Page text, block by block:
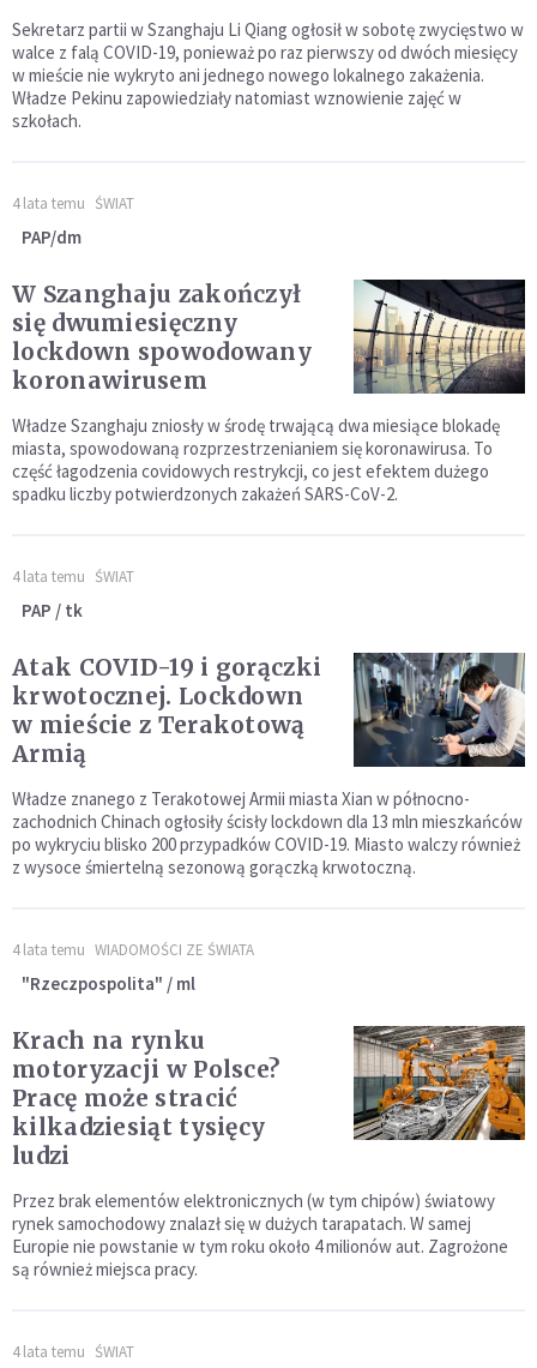
Sekretarz partii w Szanghaju Li Qiang ogłosił w sobotę zwycięstwo w
walce z falą COVID-19, ponieważ po raz pierwszy od dwóch miesięcy
w mieście nie wykryto ani jednego nowego lokalnego zakażenia.
Władze Pekinu zapowiedziały natomiast wznowienie zajęć w
szkołach.
4 lata temu ŚWIAT
PAP/dm
W Szanghaju zakończył
się dwumiesięczny
lockdown spowodowany
koronawirusem
Władze Szanghaju zniosły w środę trwającą dwa miesiące blokadę
miasta, spowodowaną rozprzestrzenianiem się koronawirusa. To
część łagodzenia covidowych restrykcji, co jest efektem dużego
spadku liczby potwierdzonych zakażeń SARS-CoV-2.
4 lata temu ŚWIAT
PAP / tk
Atak COVID-19 i gorączki
krwotocznej. Lockdown
w mieście z Terakotową
Armią
Władze znanego z Terakotowej Armii miasta Xian w północno-
zachodnich Chinach ogłosiły ścisły lockdown dla 13 mln mieszkańców
po wykryciu blisko 200 przypadków COVID-19. Miasto walczy również
z wysoce śmiertelną sezonową gorączką krwotoczną.
4 lata temu WIADOMOŚCI ZE ŚWIATA
"Rzeczpospolita" / ml
Krach na rynku
motoryzacji w Polsce?
Pracę może stracić
kilkadziesiąt tysięcy
ludzi
Przez brak elementów elektronicznych (w tym chipów) światowy
rynek samochodowy znalazł się w dużych tarapatach. W samej
Europie nie powstanie w tym roku około 4 milionów aut. Zagrożone
są również miejsca pracy.
4 lata temu ŚWIAT